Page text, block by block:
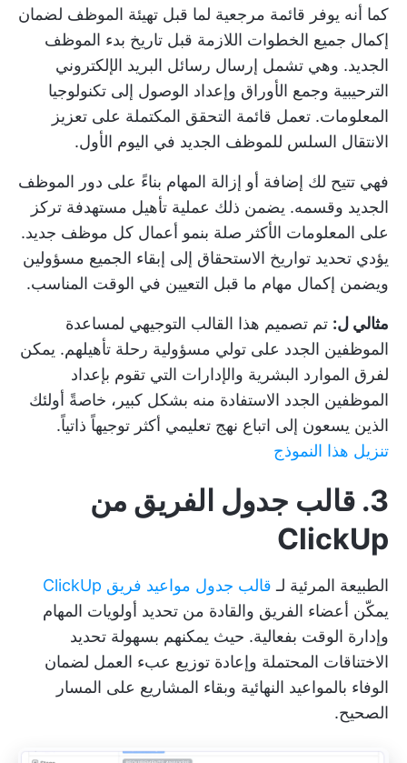
كما أنه يوفر قائمة مرجعية لما قبل تهيئة الموظف لضمان
إكمال جميع الخطوات اللازمة قبل تاريخ بدء الموظف
الجديد. وهي تشمل إرسال رسائل البريد الإلكتروني
الترحيبية وجمع الأوراق وإعداد الوصول إلى تكنولوجيا
المعلومات. تعمل قائمة التحقق المكتملة على تعزيز
الانتقال السلس للموظف الجديد في اليوم الأول.
فهي تتيح لك إضافة أو إزالة المهام بناءً على دور الموظف
الجديد وقسمه. يضمن ذلك عملية تأهيل مستهدفة تركز
على المعلومات الأكثر صلة بنمو أعمال كل موظف جديد.
يؤدي تحديد تواريخ الاستحقاق إلى إبقاء الجميع مسؤولين
ويضمن إكمال مهام ما قبل التعيين في الوقت المناسب.
مثالي ل: تم تصميم هذا القالب التوجيهي لمساعدة
الموظفين الجدد على تولي مسؤولية رحلة تأهيلهم. يمكن
لفرق الموارد البشرية والإدارات التي تقوم بإعداد
الموظفين الجدد الاستفادة منه بشكل كبير، خاصةً أولئك
الذين يسعون إلى اتباع نهج تعليمي أكثر توجيهاً ذاتياً.
تنزيل هذا النموذج
3. قالب جدول الفريق من
ClickUp
الطبيعة المرئية لـ قالب جدول مواعيد فريق ClickUp
يمكّن أعضاء الفريق والقادة من تحديد أولويات المهام
وإدارة الوقت بفعالية. حيث يمكنهم بسهولة تحديد
الاختناقات المحتملة وإعادة توزيع عبء العمل لضمان
الوفاء بالمواعيد النهائية وبقاء المشاريع على المسار
الصحيح.